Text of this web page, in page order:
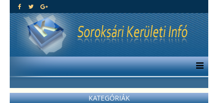
KATEGÓRIÁK